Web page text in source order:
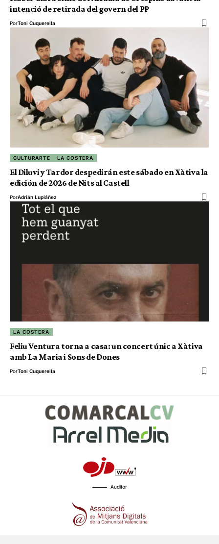
intenció de retirada del govern del PP
PorToni Cuquerella
CULTURARTE LA COSTERA
El Diluvi y Tardor despedirán este sábado en Xàtiva la
edición de 2026 de Nits al Castell
PorAdrián Lupiáñez
LA COSTERA
Feliu Ventura torna a casa: un concert únic a Xàtiva
amb La Maria i Sons de Dones
PorToni Cuquerella
Auditor